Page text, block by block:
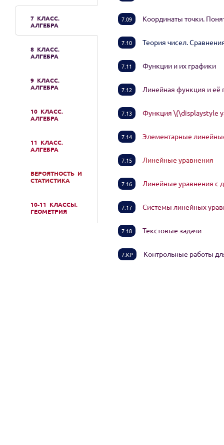
7 КЛАСС.
АЛГЕБРА
8 КЛАСС.
АЛГЕБРА
9 КЛАСС.
АЛГЕБРА
10 КЛАСС.
АЛГЕБРА
11 КЛАСС.
АЛГЕБРА
ВЕРОЯТНОСТЬ И
СТАТИСТИКА
10-11 КЛАССЫ.
ГЕОМЕТРИЯ
7.09 Координаты точки.
7.10 Теория чисел.
7.11 Функции и их графики
7.12 Линейная функция и
7.13 Функция \(\displaystyle
7.14 Элементарные
7.15 Линейные уравнения
7.16 Линейные уравнения
7.17 Системы линейных
7.18 Текстовые задачи
7.КР Контрольные работы